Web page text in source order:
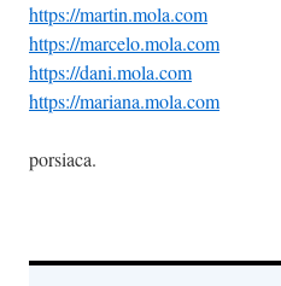
https://martin.mola.com
https://marcelo.mola.com
https://dani.mola.com
https://mariana.mola.com
porsiaca.